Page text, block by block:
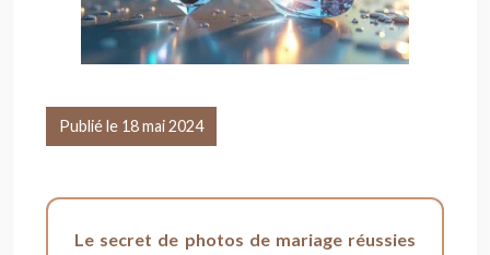
Publié le 18 mai 2024
Le secret de photos de mariage réussies